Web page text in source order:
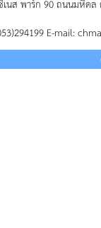
นส พาร์ก 90 ถนนมหิดล
E-mail: